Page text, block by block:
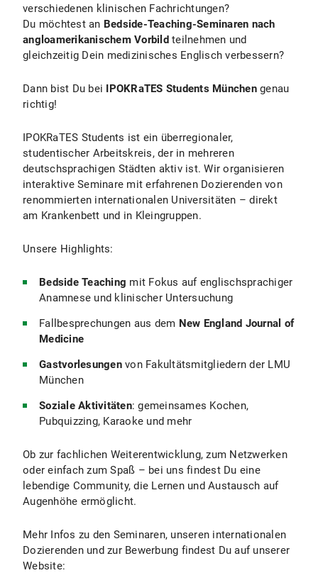
verschiedenen klinischen Fachrichtungen?
Du möchtest an Bedside-Teaching-Seminaren nach
angloamerikanischem Vorbildteilnehmen und
gleichzeitig Dein medizinisches Englisch verbessern?
Dann bist Du bei IPOKRaTES Students Münchengenau
richtig!
IPOKRaTES Students ist ein überregionaler,
studentischer Arbeitskreis, der in mehreren
deutschsprachigen Städten aktiv ist. Wir organisieren
interaktive Seminare mit erfahrenen Dozierenden von
renommierten internationalen Universitäten – direkt
am Krankenbett und in Kleingruppen.
Unsere Highlights:
Bedside Teaching mit Fokus auf englischsprachiger
Anamnese und klinischer Untersuchung
Fallbesprechungen aus dem New England Journal of
Medicine
Gastvorlesungenvon Fakultätsmitgliedern der LMU
München
Soziale Aktivitäten: gemeinsames Kochen,
Pubquizzing, Karaoke und mehr
Ob zur fachlichen Weiterentwicklung, zum Netzwerken
oder einfach zum Spaß – bei uns findest Du eine
lebendige Community, die Lernen und Austausch auf
Augenhöhe ermöglicht.
Mehr Infos zu den Seminaren, unseren internationalen
Dozierenden und zur Bewerbung findest Du auf unserer
Website: